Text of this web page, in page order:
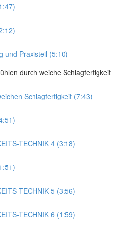
und Praxisteil (5:10)
durch weiche Schlagfertigkeit
Schlagfertigkeit (7:43)
TECHNIK 4 (3:18)
TECHNIK 5 (3:56)
TECHNIK 6 (1:59)